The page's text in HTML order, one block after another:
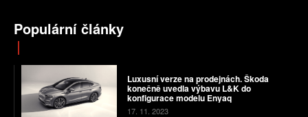
Populární články
Luxusní verze na prodejnách. Škoda
konečně uvedla výbavu L&K do
konfigurace modelu Enyaq
17. 11. 2023